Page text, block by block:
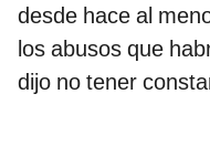
desde hace al
los abusos que
dijo no tener